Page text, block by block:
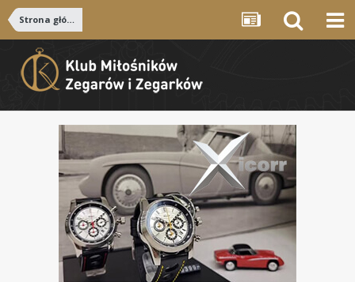
Strona główna